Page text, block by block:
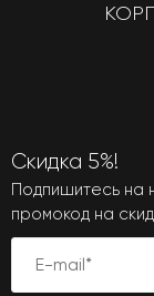
Скидка 5%!
Подпишитесь на
промокод на